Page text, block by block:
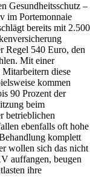
Gesundheitsschutz –
im Portemonnaie
bereits mit 2.500
Regel 540 Euro, den
Mit einer
diese
kommen
90 Prozent der
beim
betrieblichen
ebenfalls oft hohe
komplett
wollen sich das nicht
auffangen, beugen
ihre